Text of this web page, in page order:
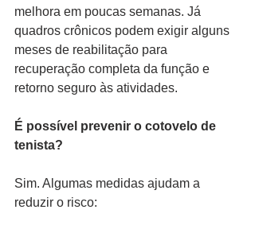
melhora em poucas semanas. Já
quadros crônicos podem exigir alguns
meses de reabilitação para
recuperação completa da função e
retorno seguro às atividades.
É possível prevenir o cotovelo de
tenista?
Sim. Algumas medidas ajudam a
reduzir o risco: